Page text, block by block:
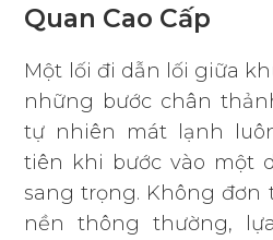
Quan Cao Cấp
Một lối đi dẫn lối giữa
những bước chân
tự nhiên mát lạnh
tiên khi bước vào một
sang trọng. Không đơn
nền thông thường,